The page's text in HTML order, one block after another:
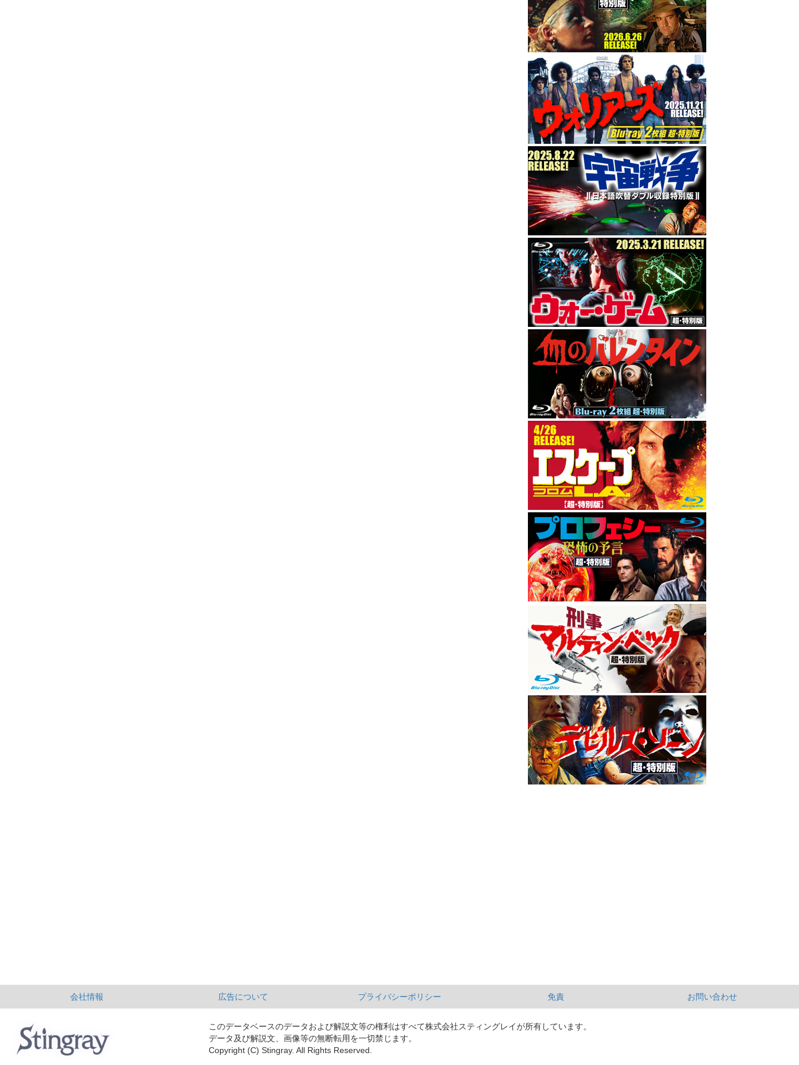
会社情報 広告について プライバシーポリシー 免責 お問い合わせ
このデータベースのデータおよび解説文等の権利はすべて株式会社スティングレイが所有しています。
データ及び解説文、画像等の無断転用を一切禁じます。
Copyright (C) Stingray. All Rights Reserved.